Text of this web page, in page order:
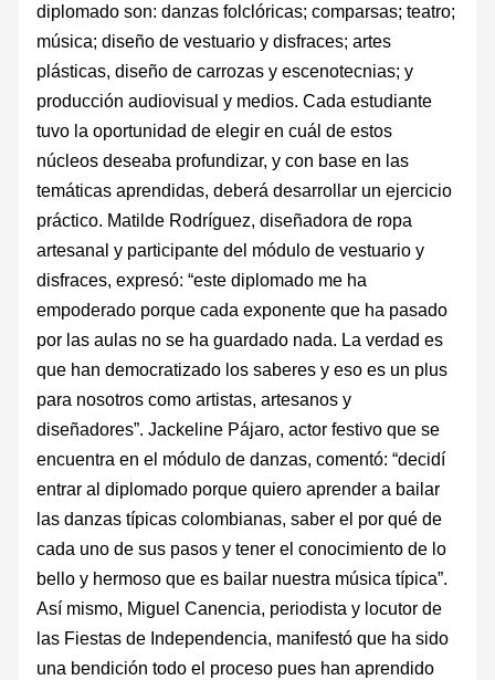
diplomado son: danzas folclóricas; comparsas; teatro;
música; diseño de vestuario y disfraces; artes
plásticas, diseño de carrozas y escenotecnias; y
producción audiovisual y medios. Cada estudiante
tuvo la oportunidad de elegir en cuál de estos
núcleos deseaba profundizar, y con base en las
temáticas aprendidas, deberá desarrollar un ejercicio
práctico. Matilde Rodríguez, diseñadora de ropa
artesanal y participante del módulo de vestuario y
disfraces, expresó: “este diplomado me ha
empoderado porque cada exponente que ha pasado
por las aulas no se ha guardado nada. La verdad es
que han democratizado los saberes y eso es un plus
para nosotros como artistas, artesanos y
diseñadores”. Jackeline Pájaro, actor festivo que se
encuentra en el módulo de danzas, comentó: “decidí
entrar al diplomado porque quiero aprender a bailar
las danzas típicas colombianas, saber el por qué de
cada uno de sus pasos y tener el conocimiento de lo
bello y hermoso que es bailar nuestra música típica”.
Así mismo, Miguel Canencia, periodista y locutor de
las Fiestas de Independencia, manifestó que ha sido
una bendición todo el proceso pues han aprendido